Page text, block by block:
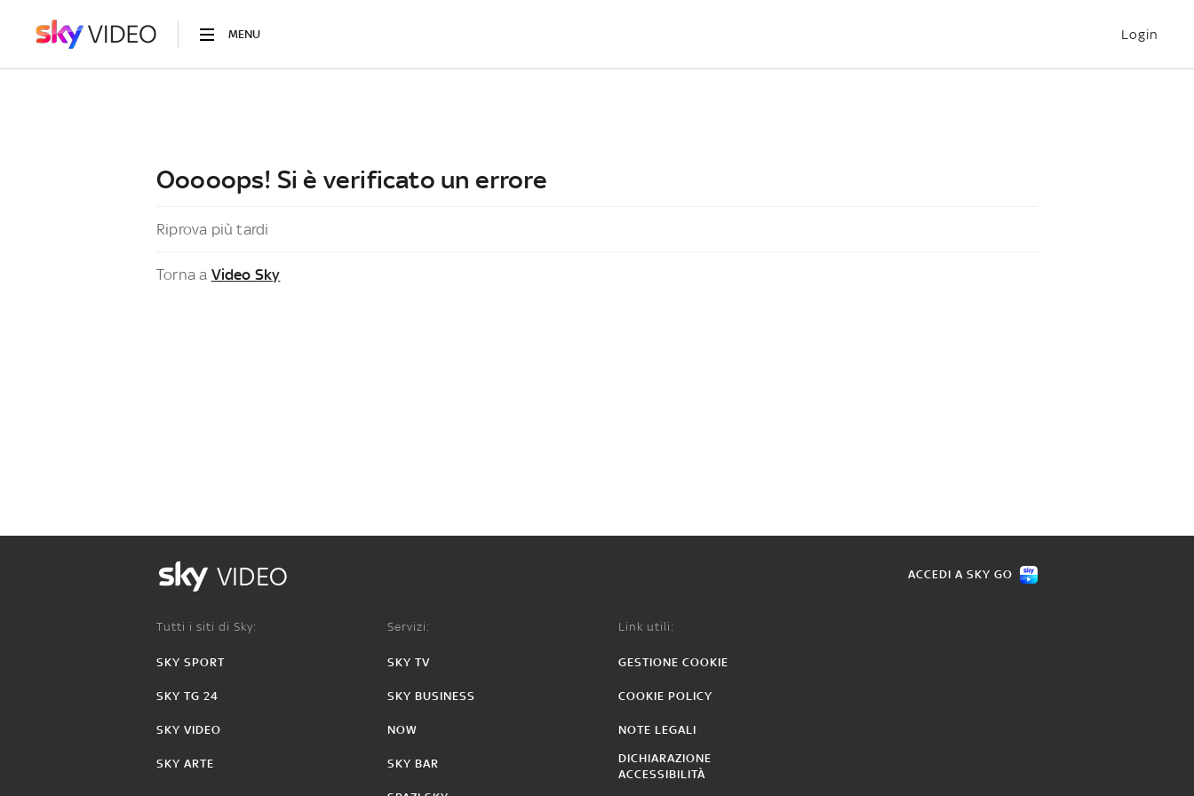
MENU Login
Ooooops! Si è verificato un errore
Riprova più tardi
Torna a Video Sky
VIDEO ACCEDI A SKY GO
Tutti i siti di Sky:
SKY SPORT
SKY TG 24
SKY VIDEO
SKY ARTE
Servizi:
SKY TV
SKY BUSINESS
NOW
SKY BAR
Link utili:
GESTIONE COOKIE
COOKIE POLICY
NOTE LEGALI
DICHIARAZIONE
ACCESSIBILITÀ